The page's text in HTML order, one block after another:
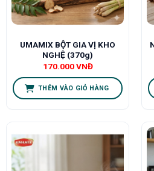
UMAMIX BỘT GIA VỊ KHO
NGHỆ (370g)
170.000VNĐ
THÊM VÀO GIỎ HÀNG